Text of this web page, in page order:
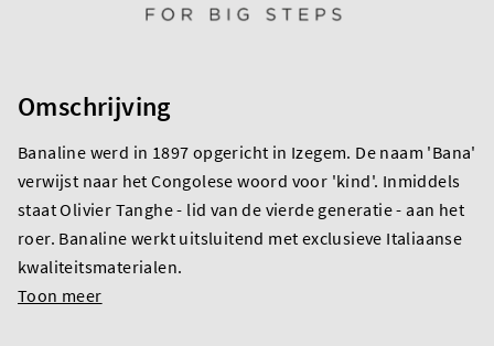
Omschrijving
Banaline werd in 1897 opgericht in Izegem. De naam 'Bana'
verwijst naar het Congolese woord voor 'kind'. Inmiddels
staat Olivier Tanghe - lid van de vierde generatie - aan het
roer. Banaline werkt uitsluitend met exclusieve Italiaanse
kwaliteitsmaterialen.
Toon meer